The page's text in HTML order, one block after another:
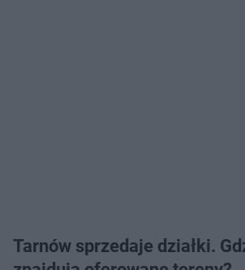
Tarnów sprzedaje działki.